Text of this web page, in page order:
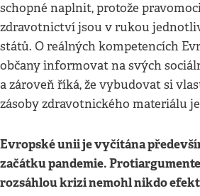
schopné naplnit, protože
zdravotnictví jsou v rukou
států. O reálných kompetencích
občany informovat na svých
a zároveň říká, že vybudovat si
zásoby zdravotnického materiálu
Evropské unii je vyčítána
začátku pandemie.
rozsáhlou krizi nemohl nikdo